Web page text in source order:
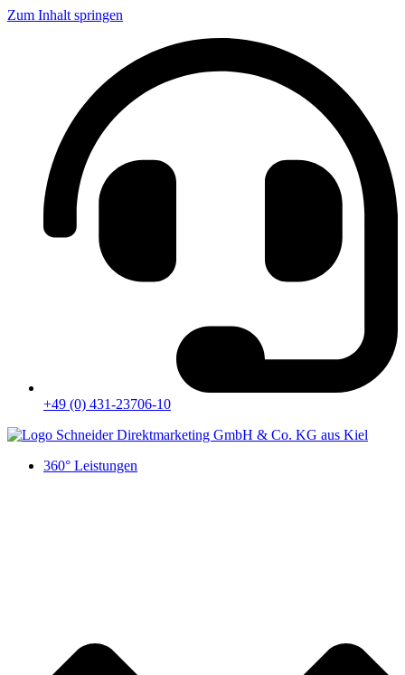
Zum Inhalt springen
+49 (0) 431-23706-10
360° Leistungen